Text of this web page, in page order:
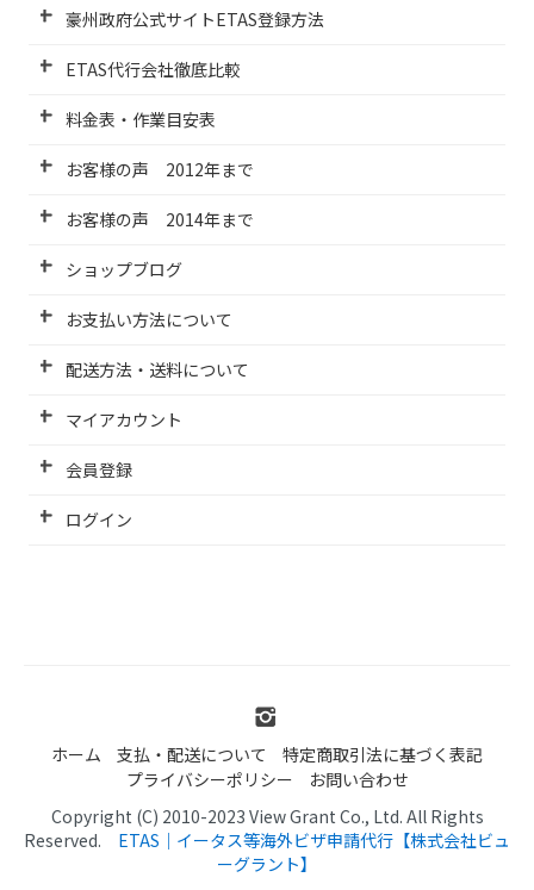
豪州政府公式サイトETAS登録方法
ETAS代行会社徹底比較
料金表・作業目安表
お客様の声 2012年まで
お客様の声 2014年まで
ショップブログ
お支払い方法について
配送方法・送料について
マイアカウント
会員登録
ログイン
ホーム 支払・配送について
特定商取引法に基づく表記
プライバシーポリシー
お問い合わせ
Copyright (C) 2010-2023 View Grant Co., Ltd. All Rights
Reserved. ETAS｜イータス等海外ビザ申請代行【株式会社ビュ
ーグラント】